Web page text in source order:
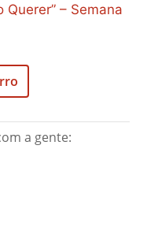
Querer” – Semana
a gente: